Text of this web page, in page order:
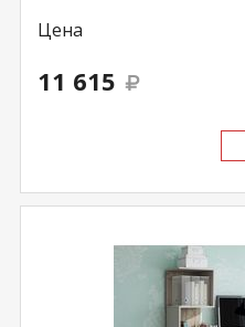
Цена
11 615